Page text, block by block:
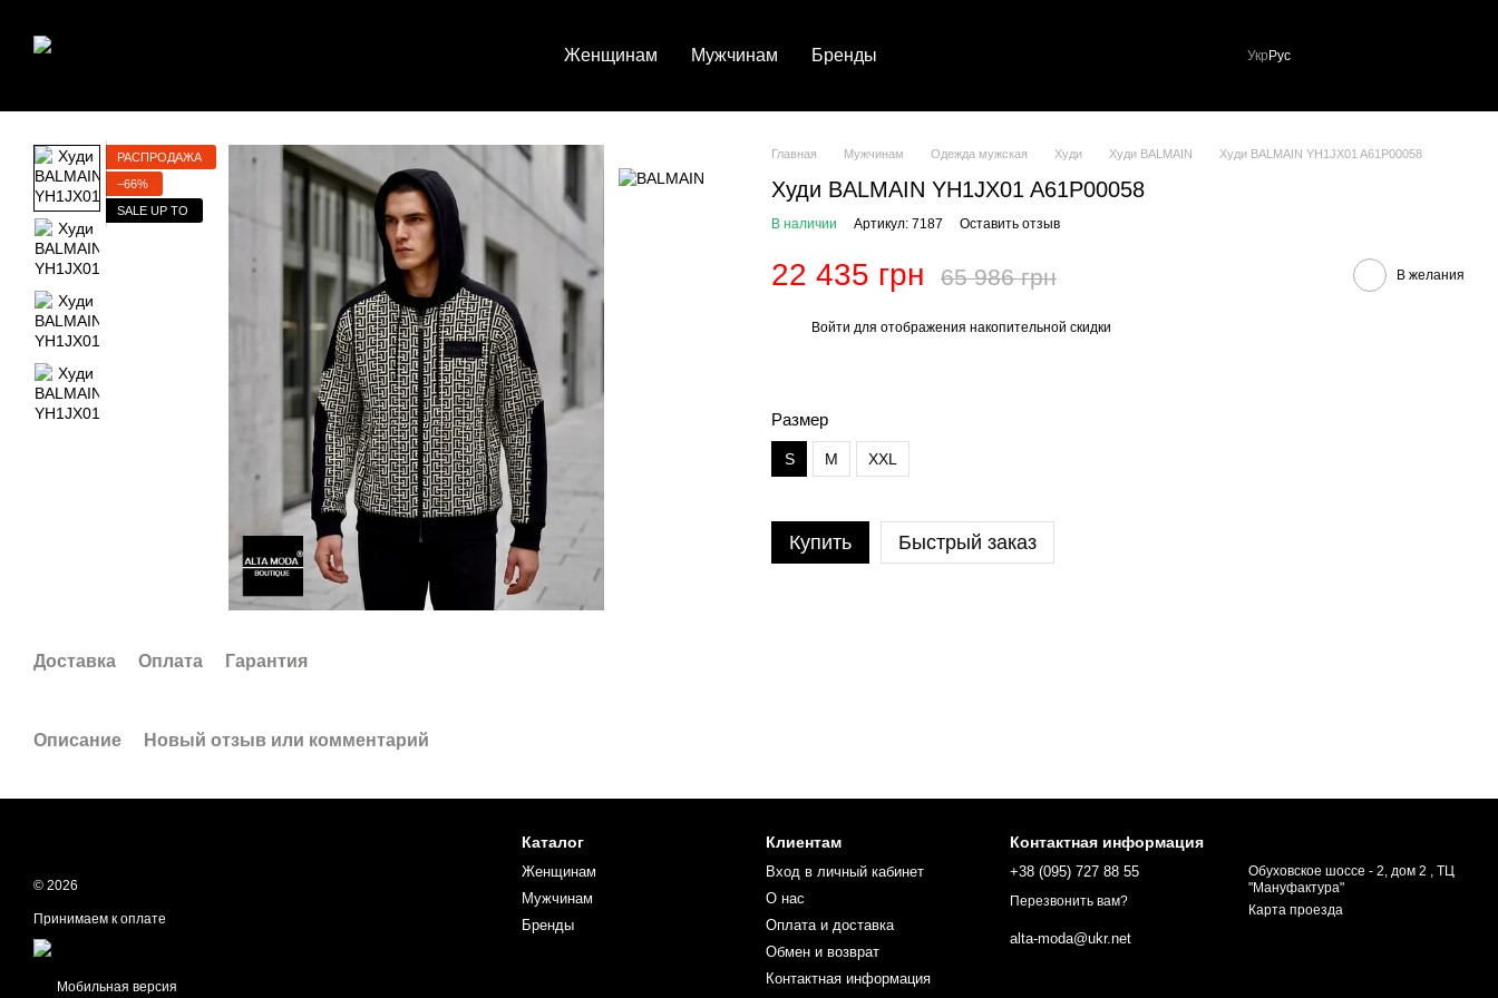
Женщинам Мужчинам Бренды Укр Рус
РАСПРОДАЖА
−66%
SALE UP TO
Доставка Оплата Гарантия
Главная Мужчинам Одежда мужская Худи Худи BALMAIN Худи BALMAIN YH1JX01 A61P00058
Худи BALMAIN YH1JX01 A61P00058
В наличии Артикул: 7187 Оставить отзыв
22 435 грн 65 986 грн В желания
Войти для отображения накопительной скидки
Размер
S M XXL
Купить Быстрый заказ
Описание Новый отзыв или комментарий
© 2026
Принимаем к оплате
Мобильная версия
Каталог
Женщинам
Мужчинам
Бренды
Клиентам
Вход в личный кабинет
О нас
Оплата и доставка
Обмен и возврат
Контактная информация
Контактная информация
+38 (095) 727 88 55
Перезвонить вам?
alta-moda@ukr.net
Обуховское шоссе - 2, дом 2 , ТЦ
"Мануфактура"
Карта проезда